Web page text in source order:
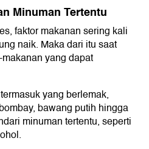
Minuman Tertentu
faktor makanan sering kali
naik. Maka dari itu saat
yang dapat
yang berlemak,
bawang putih hingga
minuman tertentu, seperti